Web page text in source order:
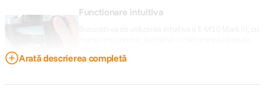
Functionare intuitiva
structurate in mod clar.
Arată descrierea completă